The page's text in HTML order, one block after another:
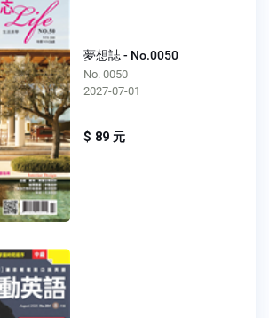
夢想誌 - No.0050
No. 0050
2027-07-01
$ 89 元